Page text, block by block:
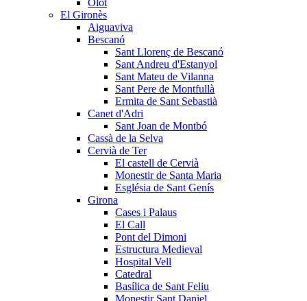
Olot
El Gironès
Aiguaviva
Bescanó
Sant Llorenç de Bescanó
Sant Andreu d'Estanyol
Sant Mateu de Vilanna
Sant Pere de Montfullà
Ermita de Sant Sebastià
Canet d'Adri
Sant Joan de Montbó
Cassà de la Selva
Cervià de Ter
El castell de Cervià
Monestir de Santa Maria
Església de Sant Genís
Girona
Cases i Palaus
El Call
Pont del Dimoni
Estructura Medieval
Hospital Vell
Catedral
Basílica de Sant Feliu
Monestir Sant Daniel